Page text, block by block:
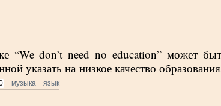
“We don’t need no education” может
указать на низкое качество
музыка язык